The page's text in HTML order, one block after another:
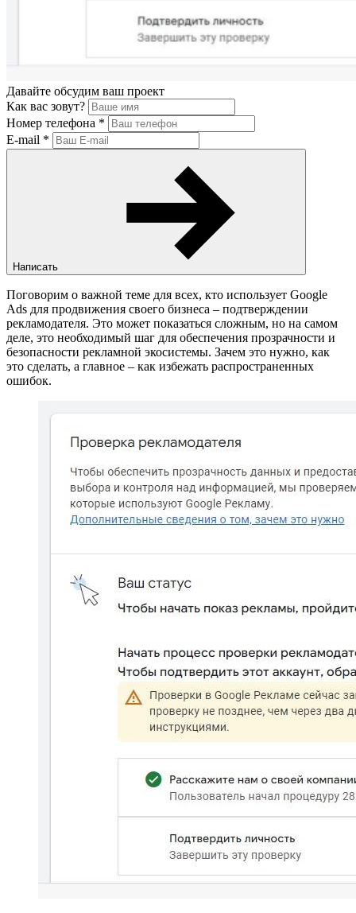
Давайте обсудим ваш проект
Как вас зовут?
Номер телефона *
E-mail *
Написать
Поговорим о важной теме для всех, кто использует Google
Ads для продвижения своего бизнеса – подтверждении
рекламодателя. Это может показаться сложным, но на самом
деле, это необходимый шаг для обеспечения прозрачности и
безопасности рекламной экосистемы. Зачем это нужно, как
это сделать, а главное – как избежать распространенных
ошибок.